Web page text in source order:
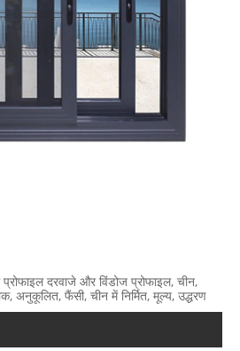
प्रोफाइल दरवाजे और विंडोज प्रोफाइल, चीन,
अनुकूलित, फैंसी, चीन में निर्मित, मूल्य, उद्धरण